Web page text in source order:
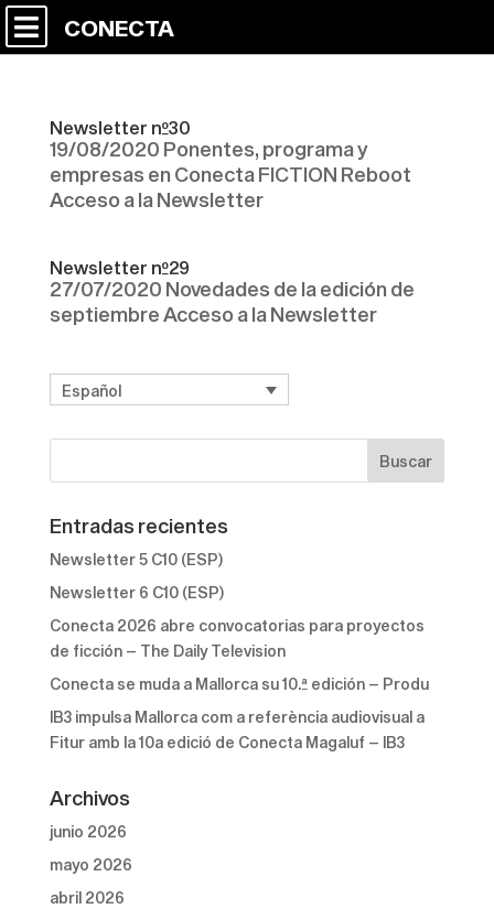
CONECTA
Newsletter nº30
19/08/2020 Ponentes, programa y
empresas en Conecta FICTION Reboot
Acceso a la Newsletter
Newsletter nº29
27/07/2020 Novedades de la edición de
septiembre Acceso a la Newsletter
Español
Entradas recientes
Newsletter 5 C10 (ESP)
Newsletter 6 C10 (ESP)
Conecta 2026 abre convocatorias para proyectos
de ficción – The Daily Television
Conecta se muda a Mallorca su 10.ª edición – Produ
IB3 impulsa Mallorca com a referència audiovisual a
Fitur amb la 10a edició de Conecta Magaluf – IB3
Archivos
junio 2026
mayo 2026
abril 2026